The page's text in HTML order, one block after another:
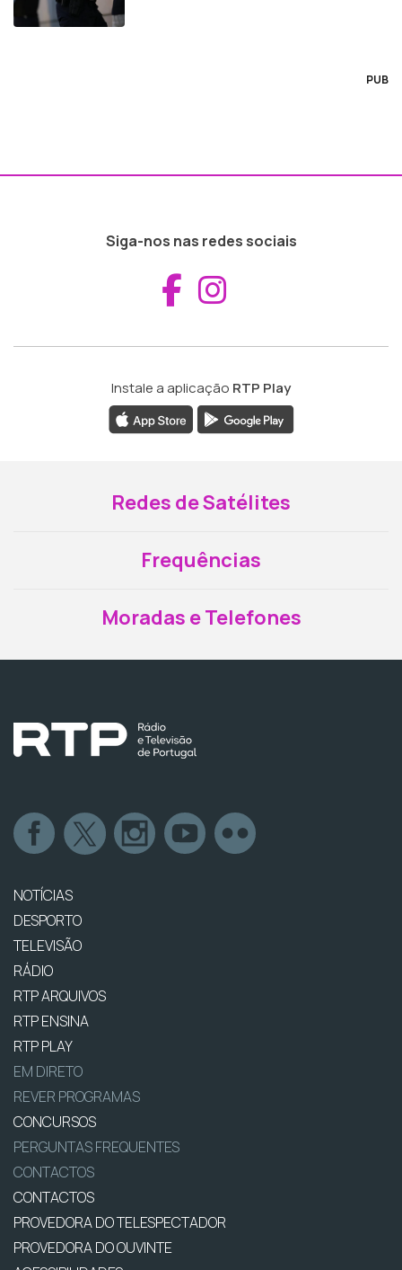
PUB
Siga-nos nas redes sociais
Aceder ao
Instale a aplicação RTP Play
Redes de Satélites
Frequências
Moradas e Telefones
NOTÍCIAS
DESPORTO
TELEVISÃO
RÁDIO
RTP ARQUIVOS
RTP ENSINA
RTP PLAY
EM DIRETO
REVER PROGRAMAS
CONCURSOS
PERGUNTAS FREQUENTES
CONTACTOS
CONTACTOS
PROVEDORA DO TELESPECTADOR
PROVEDORA DO OUVINTE